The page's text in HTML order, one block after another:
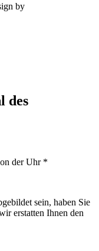
by
des
der Uhr *
sein, haben Sie
erstatten Ihnen den